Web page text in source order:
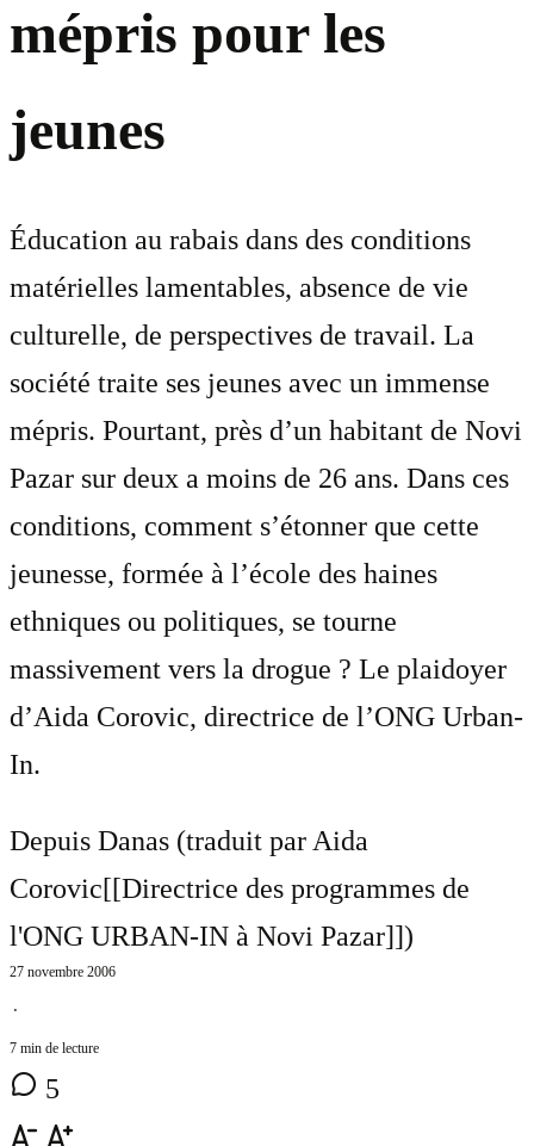
mépris pour les
jeunes
Éducation au rabais dans des conditions
matérielles lamentables, absence de vie
culturelle, de perspectives de travail. La
société traite ses jeunes avec un immense
mépris. Pourtant, près d’un habitant de Novi
Pazar sur deux a moins de 26 ans. Dans ces
conditions, comment s’étonner que cette
jeunesse, formée à l’école des haines
ethniques ou politiques, se tourne
massivement vers la drogue ? Le plaidoyer
d’Aida Corovic, directrice de l’ONG Urban-
In.
Depuis Danas (traduit parAida
Corovic[[Directrice des programmes de
l'ONG URBAN-IN à Novi Pazar]])
27 novembre 2006
⋅
7 min de lecture
5